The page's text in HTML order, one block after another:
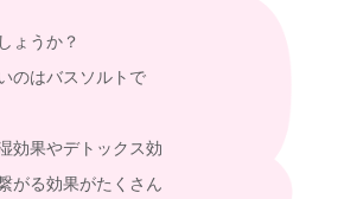
ょうか？
のはバスソルトで
効果やデトックス効
がる効果がたくさん